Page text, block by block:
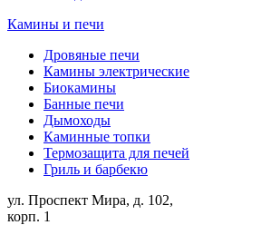
Камины и печи
Дровяные печи
Камины электрические
Биокамины
Банные печи
Дымоходы
Каминные топки
Термозащита для печей
Гриль и барбекю
ул. Проспект Мира, д. 102,
корп. 1